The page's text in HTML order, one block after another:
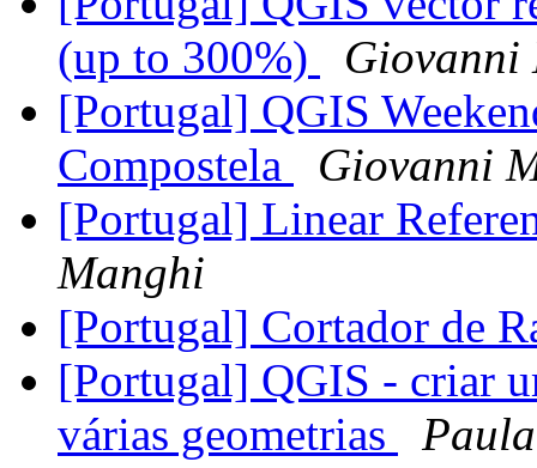
(up to 300%)
Giovanni
[Portugal] QGIS
Compostela
Giovanni
[Portugal] Linear
Manghi
[Portugal] Cortador de
[Portugal] QGIS - criar
várias geometrias